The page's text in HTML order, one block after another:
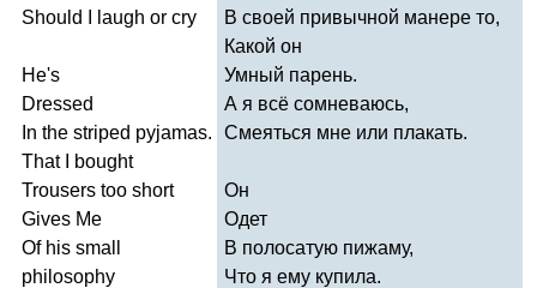
Should
laugh or cry
He's
Dressed
In the striped pyjamas.
That
bought
Trousers too short
Gives Me
Of his small
philosophy
В своей привычной манере то,
Какой он
Умный парень.
А я всё сомневаюсь,
Смеяться мне или плакать.
Он
Одет
В полосатую пижаму,
Что я ему купила.